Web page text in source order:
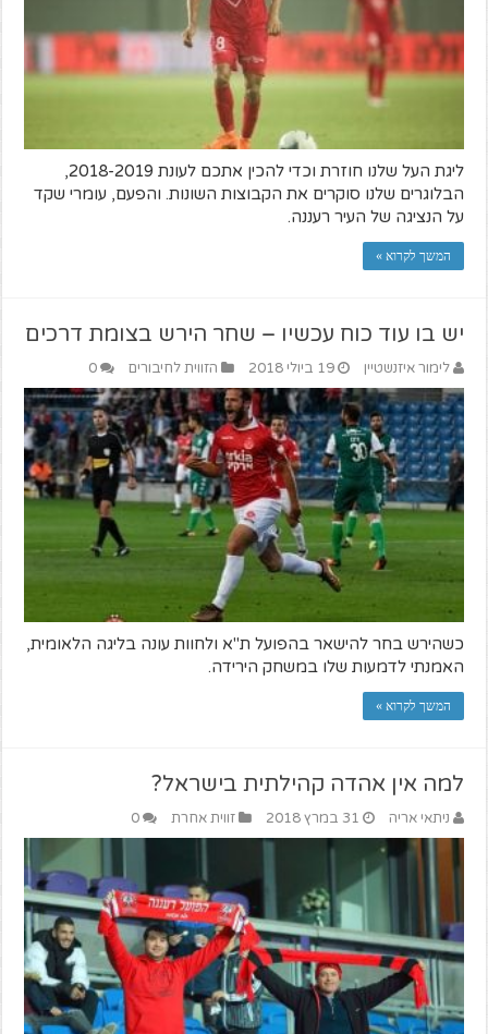
ליגת העל שלנו חוזרת וכדי להכין אתכם לעונת 2018-2019,
הבלוגרים שלנו סוקרים את הקבוצות השונות. והפעם, עומרי שקד
על הנציגה של העיר רעננה.
המשך לקרוא »
יש בו עוד כוח עכשיו – שחר הירש בצומת דרכים
לימור איזנשטיין 19 ביולי 2018 הזווית לחיבורים 0
כשהירש בחר להישאר בהפועל ת"א ולחוות עונה בליגה הלאומית,
האמנתי לדמעות שלו במשחק הירידה.
המשך לקרוא »
למה אין אהדה קהילתית בישראל?
ניתאי אריה 31 במרץ 2018 זווית אחרת 0